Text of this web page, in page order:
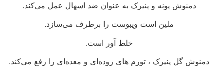
دمنوش پونه و پنیرک به عنوان ضد اسهال عمل می‌کند.
ملین است ویبوست را برطرف می‌سازد.
خلط آور است.
دمنوش گل پنیرک ، تورم‌ های روده‌ای و معده‌ای را رفع می‌کند.